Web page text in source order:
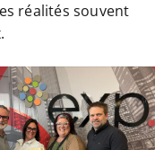
réalités souvent